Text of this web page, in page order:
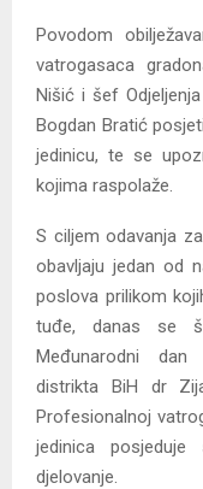
Povodom
vatrogasaca
Nišić i šef
Bogdan Bratić
jedinicu, te se
kojima raspolaže.
S ciljem odavanja
obavljaju jedan od
poslova prilikom
tuđe, danas se
Međunarodni dan
distrikta BiH dr
Profesionalnoj
jedinica
djelovanje.